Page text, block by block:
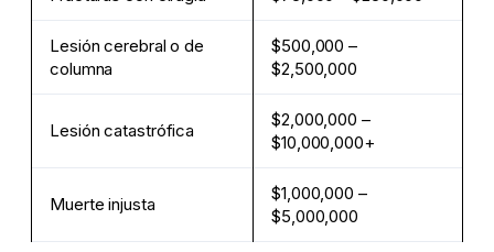
Lesión cerebral o de
columna
$500,000 –
$2,500,000
Lesión catastrófica
$2,000,000 –
$10,000,000+
Muerte injusta
$1,000,000 –
$5,000,000